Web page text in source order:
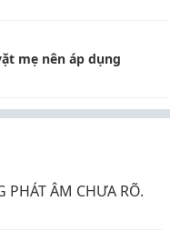
mẹ nên áp dụng
ÂM CHƯA RÕ.